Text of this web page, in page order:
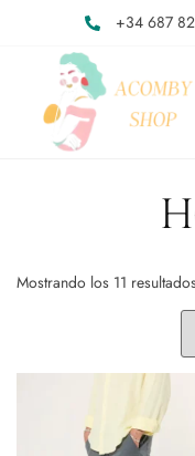
+34 687
Mostrando los 11